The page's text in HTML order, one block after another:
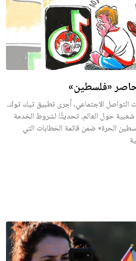
«فلسطين»
الاجتماعي، أجرى تطبيق تيك توك،
حول العالم، تحديثًا لشروط الخدمة
الحرة» ضمن قائمة الخطابات التي